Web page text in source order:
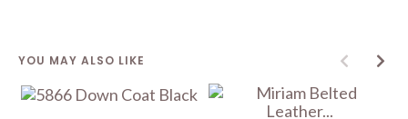
YOU MAY ALSO LIKE